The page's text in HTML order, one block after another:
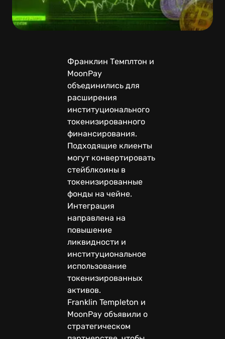
Франклин Темплтон и
MoonPay
объединились для
расширения
институционального
токенизированного
финансирования.
Подходящие клиенты
могут конвертировать
стейблкоины в
токенизированные
фонды на чейне.
Интеграция
направлена на
повышение
ликвидности и
институциональное
использование
токенизированных
активов.
Franklin Templeton и
MoonPay объявили о
стратегическом